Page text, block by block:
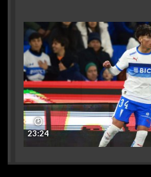
🕑
23:24